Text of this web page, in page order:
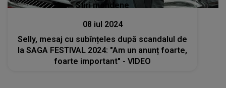
Stiri mondene
08 iul 2024
Selly, mesaj cu subînțeles după scandalul de
la SAGA FESTIVAL 2024: "Am un anunț foarte,
foarte important" - VIDEO